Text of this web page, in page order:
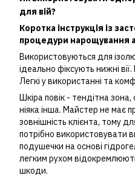
для вій?
Коротка інструкція із
процедури нарощування
Використовуються для
ідеально фіксують нижні
Легкі у використанні та
Шкіра повік - тендітна
ніяка інша. Майстер не має
зовнішність клієнта, тому
потрібно використовувати
подушечки на основі
легким рухом
шкоди.